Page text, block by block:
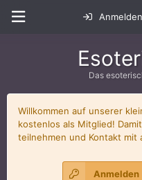
Anmelden
Das
Willkommen auf unserer
kostenlos als Mitglied!
teilnehmen und Kontakt mit
Anmelden